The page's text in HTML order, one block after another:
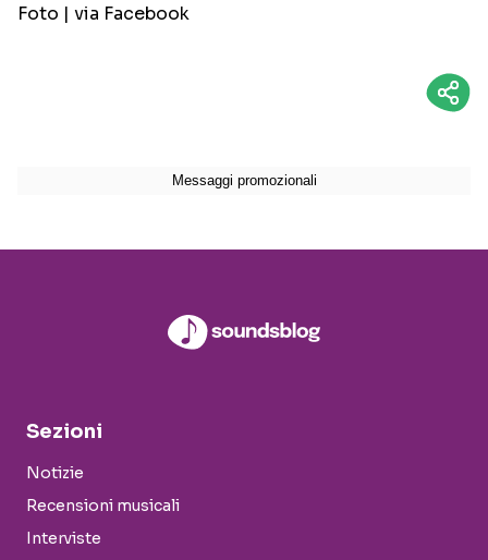
Foto | via Facebook
Sezioni
Notizie
Recensioni musicali
Interviste